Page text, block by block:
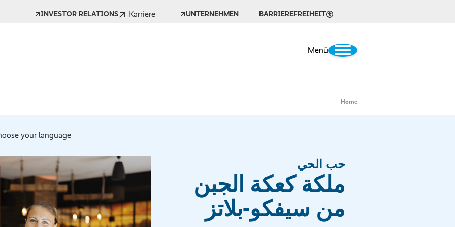
BARRIEREFREIHEIT
UNTERNEHMEN
Karriere
INVESTOR RELATIONS
Menü
Home
your language *
حب الحي
ملكة كعكة الجبن
من سيفكو-بلاتز